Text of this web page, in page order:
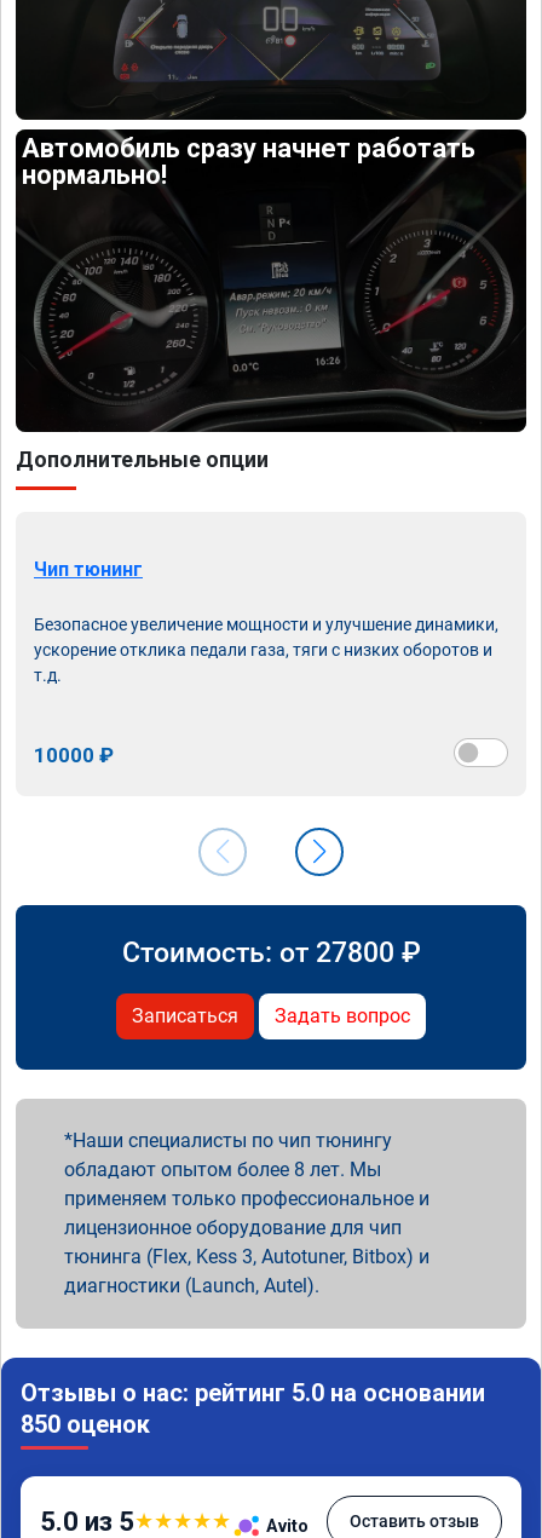
Автомобиль сразу начнет работать
нормально!
Дополнительные опции
Чип тюнинг
Безопасное увеличение мощности и улучшение динамики,
ускорение отклика педали газа, тяги с низких оборотов и
т.д.
10000 ₽
Стоимость: от 27800 ₽
Записаться Задать вопрос
Наши специалисты по чип тюнингу
обладают опытом более 8 лет. Мы
применяем только профессиональное и
лицензионное оборудование для чип
тюнинга (Flex, Kess 3, Autotuner, Bitbox) и
диагностики (Launch, Autel).
Отзывы о нас: рейтинг 5.0 на основании
850 оценок
5.0 из 5★★★★★ Avito Оставить отзыв